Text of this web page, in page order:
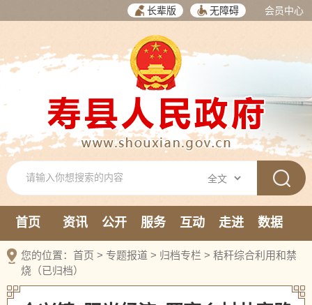
长辈版 无障碍 会员中心
首页 资讯 公开 服务 互动 走进
数据
新媒体
您的位置： 首页 > 专题报道 > 归档专栏 > 秸秆综合利用和禁
烧（已归档）